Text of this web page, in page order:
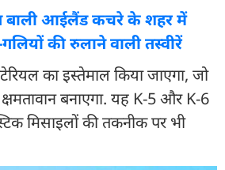
आईलैंड कचरे के शहर में
की रुलाने वाली तस्वीरें
का इस्तेमाल किया जाएगा, जो
बनाएगा. यह K-5 और K-6
मिसाइलों की तकनीक पर भी